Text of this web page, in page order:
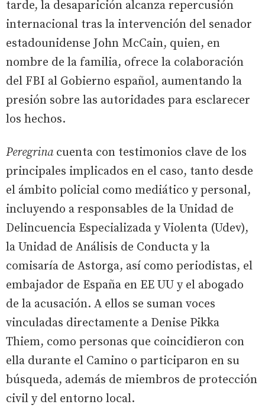
tarde, la desaparición alcanza repercusión
internacional tras la intervención del senador
estadounidense John McCain, quien, en
nombre de la familia, ofrece la colaboración
del FBI al Gobierno español, aumentando la
presión sobre las autoridades para esclarecer
los hechos.
Peregrinacuenta con testimonios clave de los
principales implicados en el caso, tanto desde
el ámbito policial como mediático y personal,
incluyendo a responsables de la Unidad de
Delincuencia Especializada y Violenta (Udev),
la Unidad de Análisis de Conducta y la
comisaría de Astorga, así como periodistas, el
embajador de España en EE UU y el abogado
de la acusación. A ellos se suman voces
vinculadas directamente a Denise Pikka
Thiem, como personas que coincidieron con
ella durante el Camino o participaron en su
búsqueda, además de miembros de protección
civil y del entorno local.